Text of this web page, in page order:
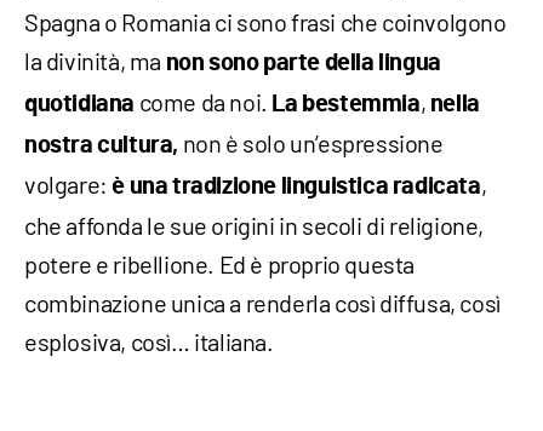
Spagna o Romania ci sono frasi che coinvolgono
la divinità, ma non sono parte della lingua
quotidiana come da noi. La bestemmia, nella
nostra cultura, non è solo un’espressione
volgare:è una tradizione linguistica radicata,
che affonda le sue origini in secoli di religione,
potere e ribellione. Ed è proprio questa
combinazione unica a renderla così diffusa, così
esplosiva, così… italiana.